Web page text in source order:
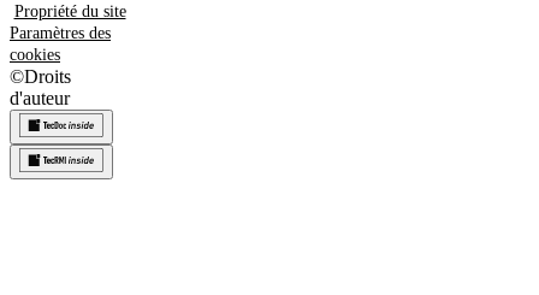
Propriété du site
Paramètres des
cookies
©Droits
d'auteur